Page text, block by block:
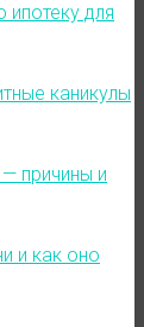
для
каникулы
причины и
и как оно